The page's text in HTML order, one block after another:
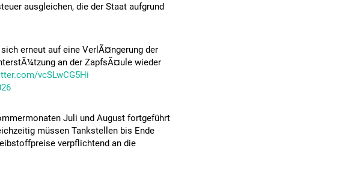
ausgleichen, die der Staat aufgrund
erneut auf eine VerlÃ¤ngerung der
an der ZapfsÃ¤ule wieder
vcSLwCG5Hi
Juli und August fortgeführt
müssen Tankstellen bis Ende
verpflichtend an die